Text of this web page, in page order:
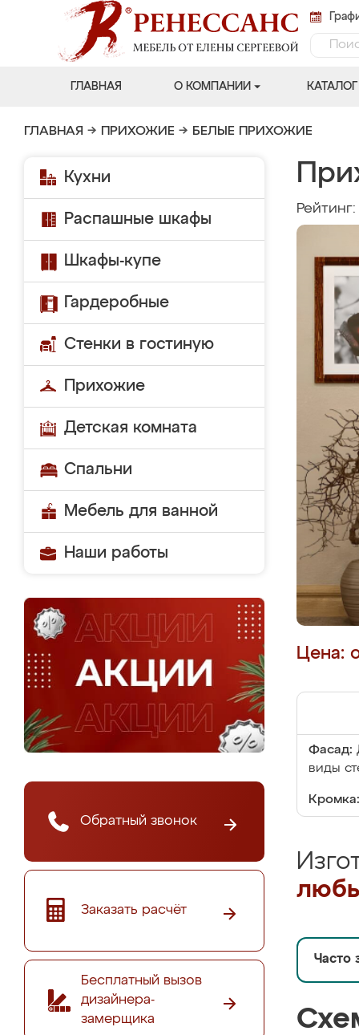
ГЛАВНАЯ О КОМПАНИИ КАТАЛОГ
ГЛАВНАЯ → ПРИХОЖИЕ → БЕЛЫЕ ПРИХОЖИЕ
Кухни
Распашные шкафы
Шкафы-купе
Гардеробные
Стенки в гостиную
Прихожие
Детская комната
Спальни
Мебель для ванной
Наши работы
Обратный звонок
Заказать расчёт
Бесплатный вызов
дизайнера-
замерщика
Рейтинг:
Цена:
Фасад:
виды
Кромка:
Часто